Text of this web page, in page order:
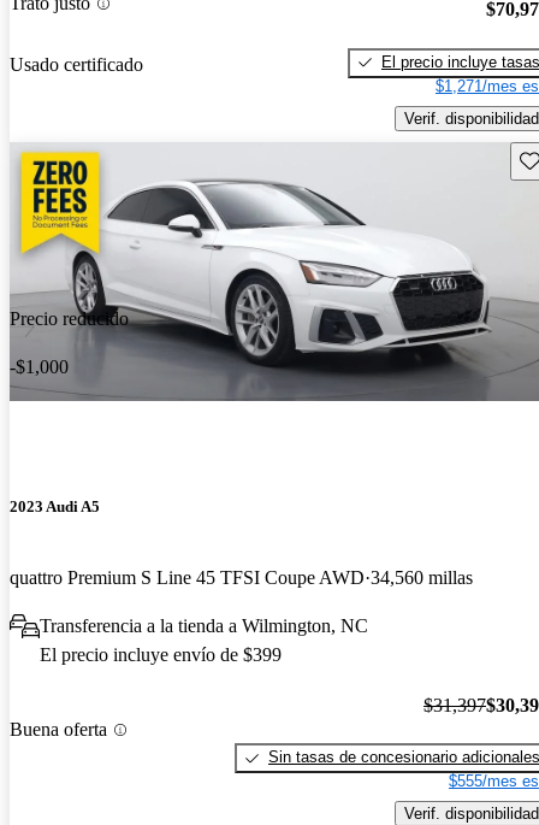
Usado certificado
El precio incluye tasas
$1,271/mes
Verif. disponibilidad
Precio reducido
-$1,000
2023 Audi A5
quattro Premium S Line 45 TFSI Coupe AWD 34,560 millas
Transferencia a la tienda a Wilmington, NC
El precio incluye envío de $399
Buena oferta
$31,397
Sin tasas de concesionario adicionales
$555/mes
Verif. disponibilidad